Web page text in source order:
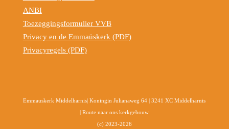
ANBI
Toezeggingsformulier VVB
Privacy en de Emmaüskerk (PDF)
Privacyregels (PDF)
Emmauskerk Middelharnis| Koningin Julianaweg 64 | 3241 XC Middelharnis
|Route naar ons kerkgebouw
(c) 2023-2026